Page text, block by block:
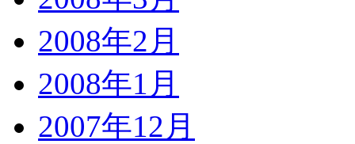
2008年2月
2008年1月
2007年12月